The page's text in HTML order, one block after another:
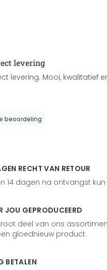
levering
levering. Mooi,
beoordeling
RECHT VAN RETOUR
14 dagen na ontvangst
JOU GEPRODUCEERD
deel van ons
gloednieuw product.
BETALEN